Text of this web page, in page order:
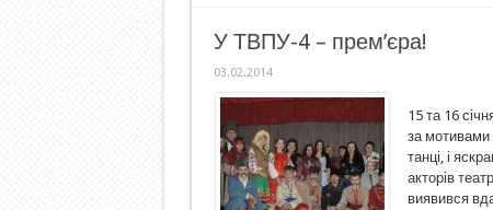
У ТВПУ-4 – прем’єра!
03.02.2014
15 та 16
за мотивами
танці, і
акторів
виявився